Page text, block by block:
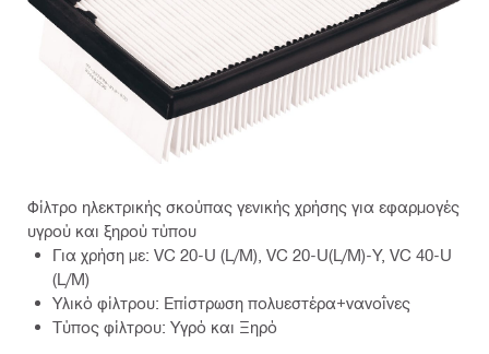
Φίλτρο ηλεκτρικής σκούπας γενικής χρήσης για εφαρμογές
υγρού και ξηρού τύπου
Για χρήση με: VC 20-U (L/M), VC 20-U(L/M)-Y, VC 40-U
(L/M)
Υλικό φίλτρου: Επίστρωση πολυεστέρα+νανοΐνες
Τύπος φίλτρου: Υγρό και Ξηρό